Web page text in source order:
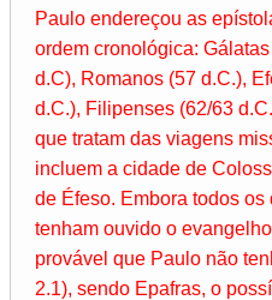
Paulo endereçou as
ordem cronológica:
d.C), Romanos (57 d.C.),
d.C.), Filipenses (62/63
que tratam das viagens
incluem a cidade de
de Éfeso. Embora todos
tenham ouvido o
provável que Paulo não
2.1), sendo Epafras, o